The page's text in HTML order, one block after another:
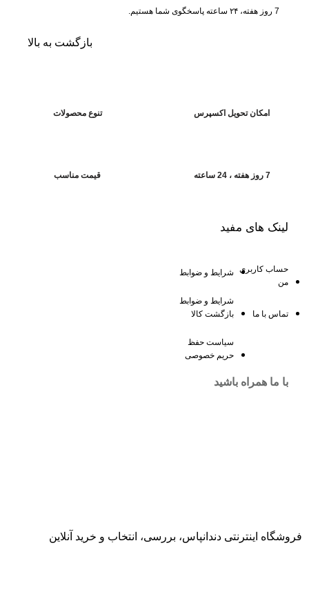
بازگشت به بالا
امکان تحویل اکسپرس تنوع محصولات
7 روز هفته ، 24 ساعته قیمت مناسب
لینک های مفید
حساب کاربری
من
تماس با ما
شرایط و ضوابط
شرایط و ضوابط
بازگشت کالا
سیاست حفظ
حریم خصوصی
با ما همراه باشید
فروشگاه اینترنتی دندانپاس، بررسی، انتخاب و خرید آنلاین